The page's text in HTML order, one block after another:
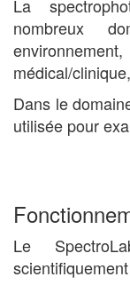
La
nombreux
médical/
Dans le
utilisée pour
Le